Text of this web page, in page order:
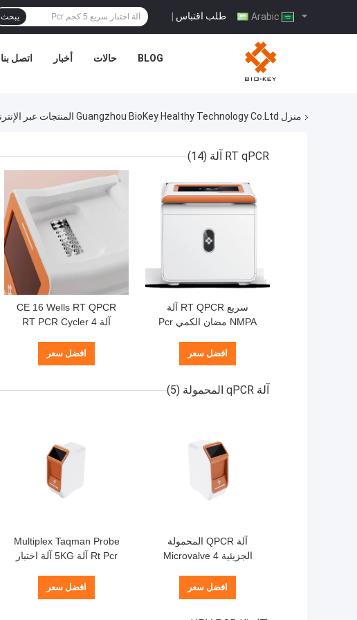
طلب اقتباس | يبحث
اتصل بنا أخبار حالات BLOG
منزل Guangzhou BioKey Healthy Technology Co.Ltd المنتجات عبر الإنترنت
RT qPCR آلة (14)
سريع RT QPCR آلة
NMPA مضان الكمي Pcr
افضل سعر
CE 16 Wells RT QPCR
آلة RT PCR Cycler 4
افضل سعر
آلة qPCR المحمولة (5)
آلة QPCR المحمولة
الجزيئية Microvalve 4
CE
افضل سعر
Multiplex Taqman Probe
Rt Pcr آلة 5KG آلة اختبار
افضل سعر